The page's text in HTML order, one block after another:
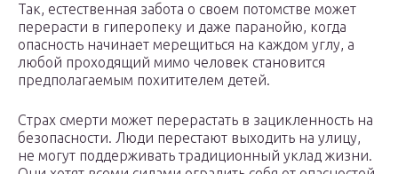
Так, естественная забота о своем потомстве может
перерасти в гиперопеку и даже паранойю, когда
опасность начинает мерещиться на каждом углу, а
любой проходящий мимо человек становится
предполагаемым похитителем детей.
Страх смерти может перерастать в зацикленность на
безопасности. Люди перестают выходить на улицу,
не могут поддерживать традиционный уклад жизни.